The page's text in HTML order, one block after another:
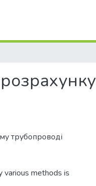
трубопроводі
various methods is